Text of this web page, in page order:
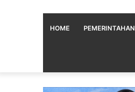
HOME PEMERINTAHAN